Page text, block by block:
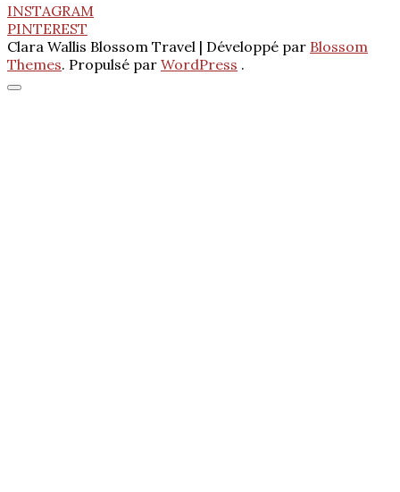
INSTAGRAM
PINTEREST
Clara Wallis Blossom Travel | Développé par Blossom
Themes. Propulsé par WordPress .